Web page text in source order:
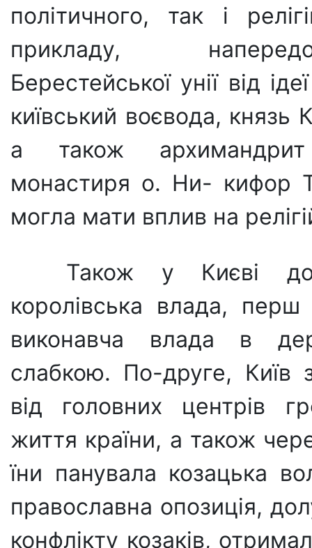
полі­тичного, так і
прикладу,
Берестейської унії від
київський воєвода, князь
а також архимандрит
монастиря о. Ни- кифор
мог­ла мати вплив на
Також у Києві
королівська влада,
виконавча влада в
слабкою. По-друге, Київ
від головних центрів
життя країни, а також
їни панувала козацька
православна опози­ція,
кон­флікту козаків,